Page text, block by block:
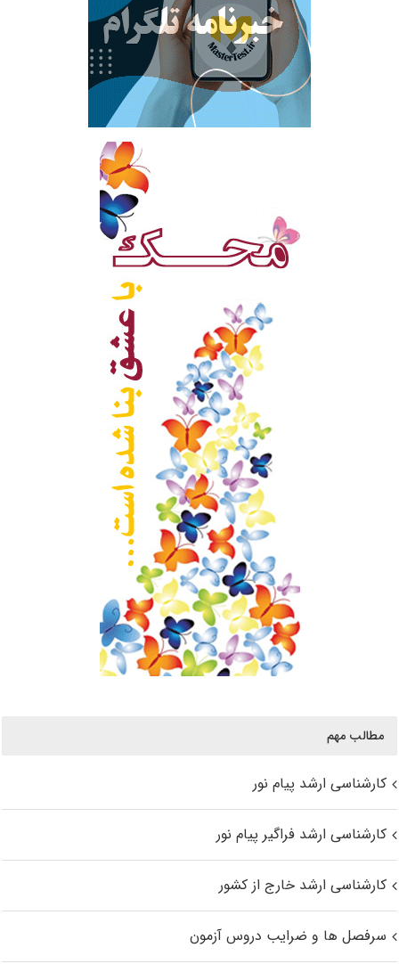
مطالب مهم
کارشناسی ارشد پیام نور
کارشناسی ارشد فراگیر پیام نور
کارشناسی ارشد خارج از کشور
سرفصل ها و ضرایب دروس آزمون